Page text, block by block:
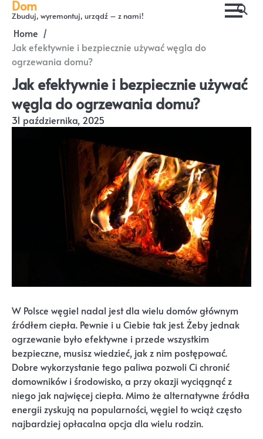
Skip
content
Dom
Zbuduj, wyremontuj, urządź – z nami!
Home
Jak efektywnie i bezpiecznie używać węgla do
ogrzewania domu?
Jak efektywnie i bezpiecznie używać
węgla do ogrzewania domu?
31 października, 2025
W Polsce węgiel nadal jest dla wielu domów głównym
źródłem ciepła. Pewnie i u Ciebie tak jest. Żeby jednak
ogrzewanie było efektywne i przede wszystkim
bezpieczne, musisz wiedzieć, jak z nim postępować.
Dobre wykorzystanie tego paliwa pozwoli Ci chronić
domowników i środowisko, a przy okazji wyciągnąć z
niego jak najwięcej ciepła. Mimo że alternatywne źródła
energii zyskują na popularności, węgiel to wciąż często
najbardziej opłacalna opcja dla wielu rodzin.